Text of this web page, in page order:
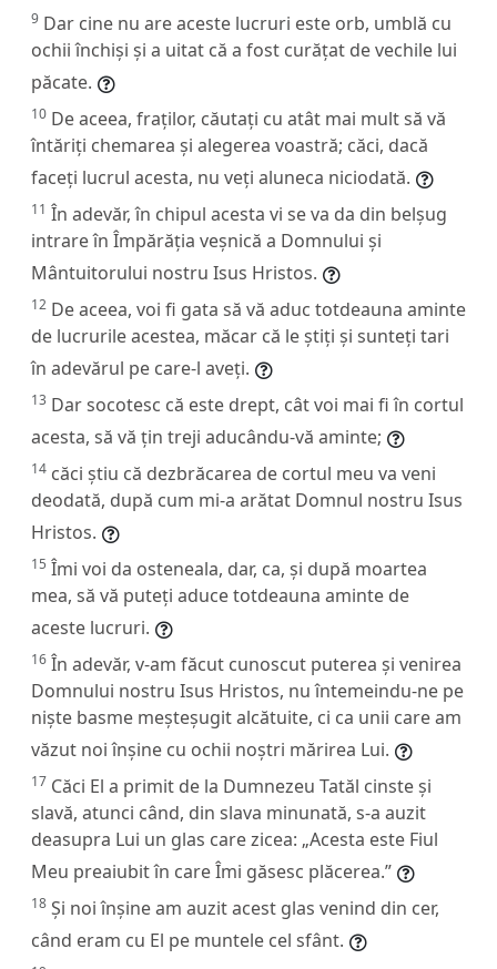
9 Dar cine nu are aceste lucruri este orb, umblă cu
ochii închiși și a uitat că a fost curățat de vechile lui
păcate.
10 De aceea, fraților, căutați cu atât mai mult să vă
întăriți chemarea și alegerea voastră; căci, dacă
faceți lucrul acesta, nu veți aluneca niciodată.
11 În adevăr, în chipul acesta vi se va da din belșug
intrare în Împărăția veșnică a Domnului și
Mântuitorului nostru Isus Hristos.
12 De aceea, voi fi gata să vă aduc totdeauna aminte
de lucrurile acestea, măcar că le știți și sunteți tari
în adevărul pe care-l aveți.
13 Dar socotesc că este drept, cât voi mai fi în cortul
acesta, să vă țin treji aducându-vă aminte;
14 căci știu că dezbrăcarea de cortul meu va veni
deodată, după cum mi-a arătat Domnul nostru Isus
Hristos.
15 Îmi voi da osteneala, dar, ca, și după moartea
mea, să vă puteți aduce totdeauna aminte de
aceste lucruri.
16 În adevăr, v-am făcut cunoscut puterea și venirea
Domnului nostru Isus Hristos, nu întemeindu-ne pe
niște basme meșteșugit alcătuite, ci ca unii care am
văzut noi înșine cu ochii noștri mărirea Lui.
17 Căci El a primit de la Dumnezeu Tatăl cinste și
slavă, atunci când, din slava minunată, s-a auzit
deasupra Lui un glas care zicea: „Acesta este Fiul
Meu preaiubit în care Îmi găsesc plăcerea.”
18 Și noi înșine am auzit acest glas venind din cer,
când eram cu El pe muntele cel sfânt.